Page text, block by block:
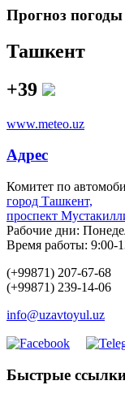
Прогноз погоды
Ташкент
+39
www.meteo.uz
Адрес
Комитет по
город Ташкент,
проспект
Рабочие дни:
Время работы: 9:00-
(+99871) 207-67-68
(+99871) 239-14-06
info@uzavtoyul.uz
Быстрые